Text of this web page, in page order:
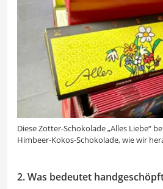
Diese Zotter-Schokolade „Alles Liebe“
Himbeer-Kokos-Schokolade, wie wir
2. Was bedeutet